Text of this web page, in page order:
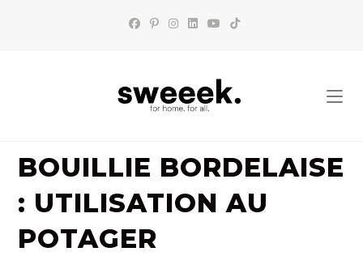
BOUILLIE BORDELAISE
: UTILISATION AU
POTAGER